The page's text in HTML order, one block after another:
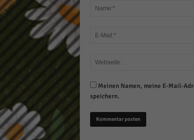
Meinen Namen, meine E-Mail-
speichern.